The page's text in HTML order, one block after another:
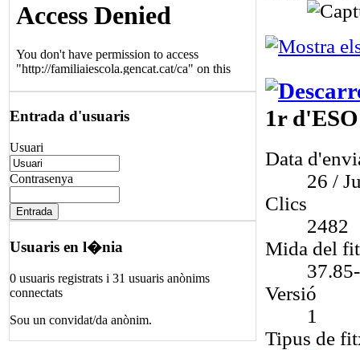
Entrada d'usuaris
Usuari
Contrasenya
Usuaris en l�nia
0 usuaris registrats i 31 usuaris anònims
connectats
Sou un convidat/da anònim.
1r
Data
26 /
Clics
2482
Mida del
Versió
1
Tipus de